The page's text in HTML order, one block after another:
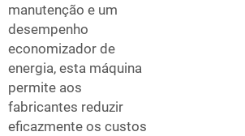
manutenção e um
desempenho
economizador de
energia, esta máquina
permite aos
fabricantes reduzir
eficazmente os custos